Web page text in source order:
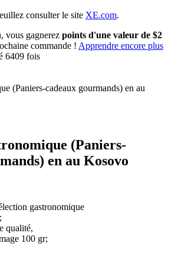
consulter le site XE.com.
vous gagnerez points d'une valeur de $2
commande ! Apprendre encore plus
6409 fois
(Paniers-cadeaux gourmands) en au
(Paniers-
en au Kosovo
gastronomique
qualité,
100 gr;